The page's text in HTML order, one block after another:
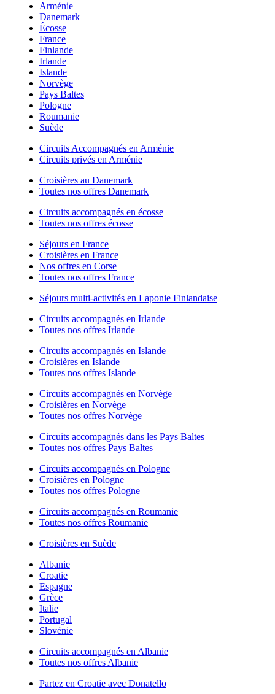
Arménie
Danemark
Écosse
France
Finlande
Irlande
Islande
Norvège
Pays Baltes
Pologne
Roumanie
Suède
Circuits Accompagnés en Arménie
Circuits privés en Arménie
Croisières au Danemark
Toutes nos offres Danemark
Circuits accompagnés en écosse
Toutes nos offres écosse
Séjours en France
Croisières en France
Nos offres en Corse
Toutes nos offres France
Séjours multi-activités en Laponie Finlandaise
Circuits accompagnés en Irlande
Toutes nos offres Irlande
Circuits accompagnés en Islande
Croisières en Islande
Toutes nos offres Islande
Circuits accompagnés en Norvège
Croisières en Norvège
Toutes nos offres Norvège
Circuits accompagnés dans les Pays Baltes
Toutes nos offres Pays Baltes
Circuits accompagnés en Pologne
Croisières en Pologne
Toutes nos offres Pologne
Circuits accompagnés en Roumanie
Toutes nos offres Roumanie
Croisières en Suède
Albanie
Croatie
Espagne
Grèce
Italie
Portugal
Slovénie
Circuits accompagnés en Albanie
Toutes nos offres Albanie
Partez en Croatie avec Donatello